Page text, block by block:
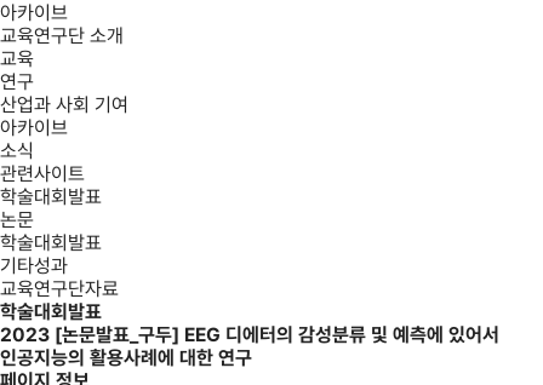
아카이브
교육연구단 소개
교육
연구
산업과 사회 기여
아카이브
소식
관련사이트
학술대회발표
논문
학술대회발표
기타성과
교육연구단자료
학술대회발표
2023 [논문발표_구두] EEG 디에터의 감성분류 및 예측에 있어서
인공지능의 활용사례에 대한 연구